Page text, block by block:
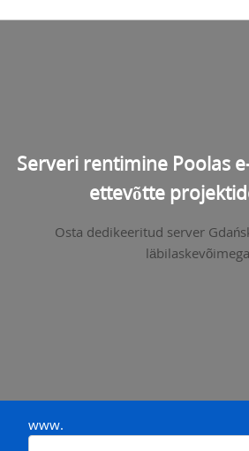
Serveri rentimine Poolas
ettevõtte
Osta dedikeeritud server
läbilaskevõimega
www.